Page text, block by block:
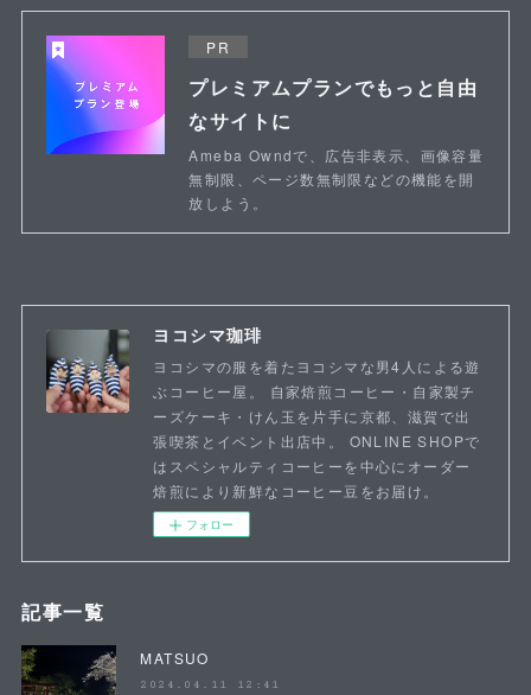
PR
プレミアムプランでもっと自由
なサイトに
Ameba Owndで、広告非表示、画像容量
無制限、ページ数無制限などの機能を開
放しよう。
ヨコシマ珈琲
ヨコシマの服を着たヨコシマな男4人による遊
ぶコーヒー屋。 自家焙煎コーヒー・自家製チ
ーズケーキ・けん玉を片手に京都、滋賀で出
張喫茶とイベント出店中。 ONLINE SHOPで
はスペシャルティコーヒーを中心にオーダー
焙煎により新鮮なコーヒー豆をお届け。
フォロー
記事一覧
MATSUO
2024.04.11 12:41